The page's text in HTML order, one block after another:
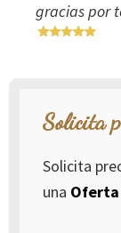
gracias por
Solicita
Solicita
una